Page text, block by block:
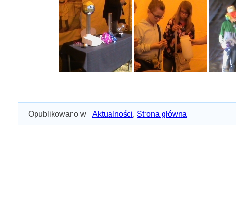
Opublikowano w Aktualności, Strona główna